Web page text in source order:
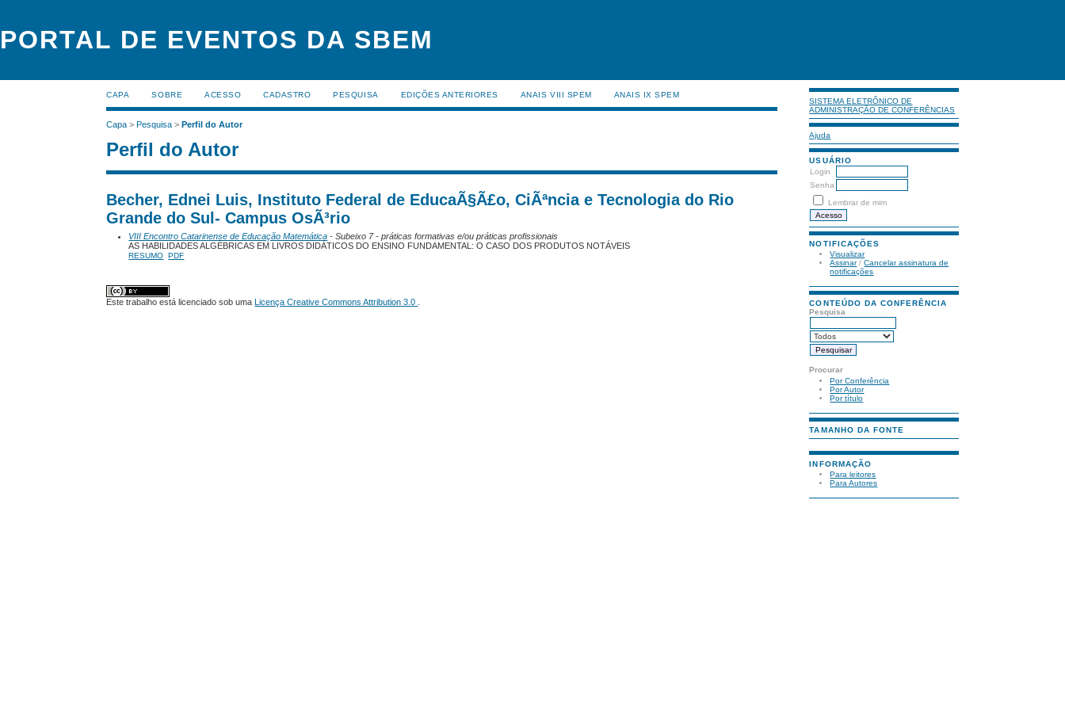
PORTAL DE EVENTOS DA SBEM
SISTEMA ELETRÔNICO DE
ADMINISTRAÇÃO DE CONFERÊNCIAS
Ajuda
USUÁRIO
Login
Senha
Lembrar de mim
NOTIFICAÇÕES
Visualizar
Assinar/Cancelar assinatura de
notificações
CONTEÚDO DA CONFERÊNCIA
Pesquisa
Procurar
Por Conferência
Por Autor
Por título
TAMANHO DA FONTE
INFORMAÇÃO
Para leitores
Para Autores
CAPA SOBRE ACESSO CADASTRO PESQUISA EDIÇÕES ANTERIORES ANAIS VIII SPEM ANAIS IX SPEM
Capa >Pesquisa >Perfil do Autor
Perfil do Autor
Becher, Ednei Luis, Instituto Federal de EducaÃ§Ã£o, CiÃªncia e Tecnologia do Rio
Grande do Sul- Campus OsÃ³rio
VIII Encontro Catarinense de Educação Matemática - Subeixo 7 - práticas formativas e/ou práticas profissionais
AS HABILIDADES ALGÉBRICAS EM LIVROS DIDÁTICOS DO ENSINO FUNDAMENTAL: O CASO DOS PRODUTOS NOTÁVEIS
RESUMO PDF
Este trabalho está licenciado sob uma Licença Creative Commons Attribution 3.0